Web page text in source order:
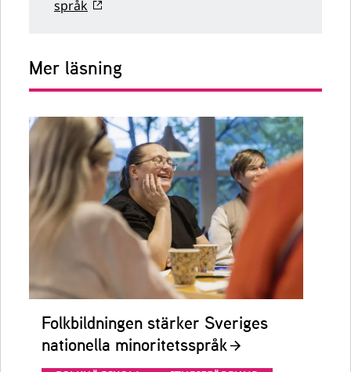
språk
Mer läsning
Folkbildningen stärker Sveriges
nationella minoritetsspråk